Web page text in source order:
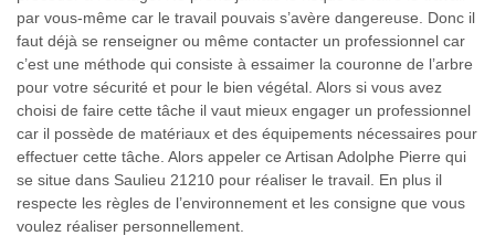
par vous-même car le travail pouvais s’avère dangereuse. Donc il
faut déjà se renseigner ou même contacter un professionnel car
c’est une méthode qui consiste à essaimer la couronne de l’arbre
pour votre sécurité et pour le bien végétal. Alors si vous avez
choisi de faire cette tâche il vaut mieux engager un professionnel
car il possède de matériaux et des équipements nécessaires pour
effectuer cette tâche. Alors appeler ce Artisan Adolphe Pierre qui
se situe dans Saulieu 21210 pour réaliser le travail. En plus il
respecte les règles de l’environnement et les consigne que vous
voulez réaliser personnellement.